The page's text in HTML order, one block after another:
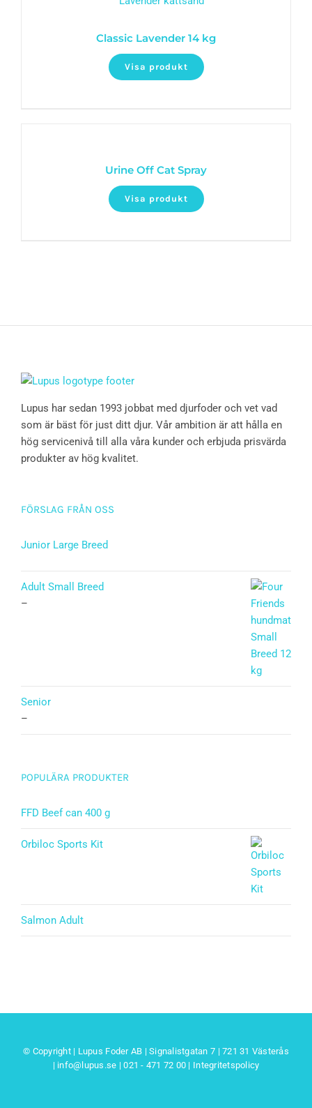
Classic Lavender 14 kg
Visa produkt
Urine Off Cat Spray
Visa produkt
Lupus har sedan 1993 jobbat med djurfoder och vet vad
som är bäst för just ditt djur. Vår ambition är att hålla en
hög servicenivå till alla våra kunder och erbjuda prisvärda
produkter av hög kvalitet.
FÖRSLAG FRÅN OSS
Junior Large Breed
5.00av 5
Adult Small Breed
–
Senior
–
POPULÄRA PRODUKTER
FFD Beef can 400 g
Orbiloc Sports Kit
Salmon Adult
© Copyright | Lupus Foder AB | Signalistgatan 7 | 721 31 Västerås
| info@lupus.se | 021 - 471 72 00 | Integritetspolicy